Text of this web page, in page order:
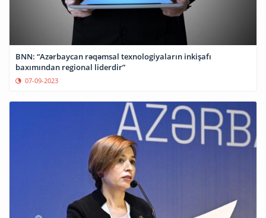
BNN: “Azərbaycan rəqəmsal texnologiyaların inkişafı
baxımından regional liderdir”
07-09-2023